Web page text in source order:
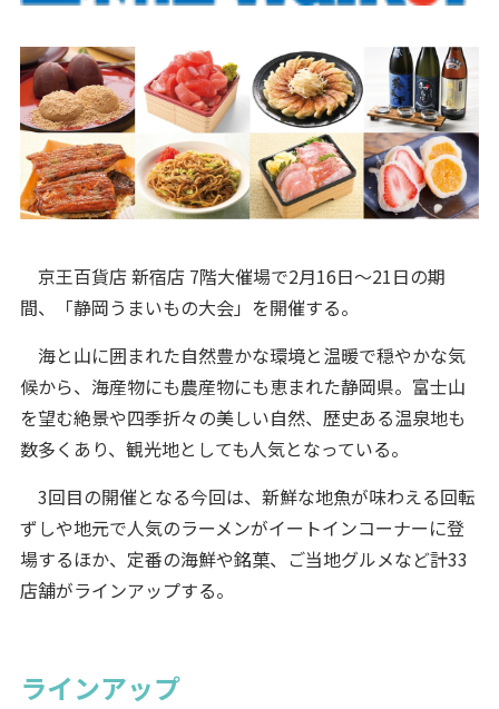
京王百貨店 新宿店 7階大催場で2月16日～21日の期
間、「静岡うまいもの大会」を開催する。
海と山に囲まれた自然豊かな環境と温暖で穏やかな気
候から、海産物にも農産物にも恵まれた静岡県。富士山
を望む絶景や四季折々の美しい自然、歴史ある温泉地も
数多くあり、観光地としても人気となっている。
3回目の開催となる今回は、新鮮な地魚が味わえる回転
ずしや地元で人気のラーメンがイートインコーナーに登
場するほか、定番の海鮮や銘菓、ご当地グルメなど計33
店舗がラインアップする。
ラインアップ